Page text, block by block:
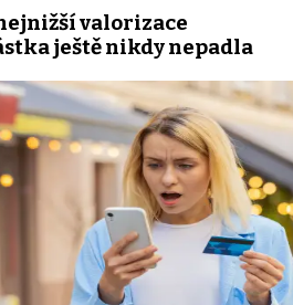
valorizace
ještě nikdy nepadla